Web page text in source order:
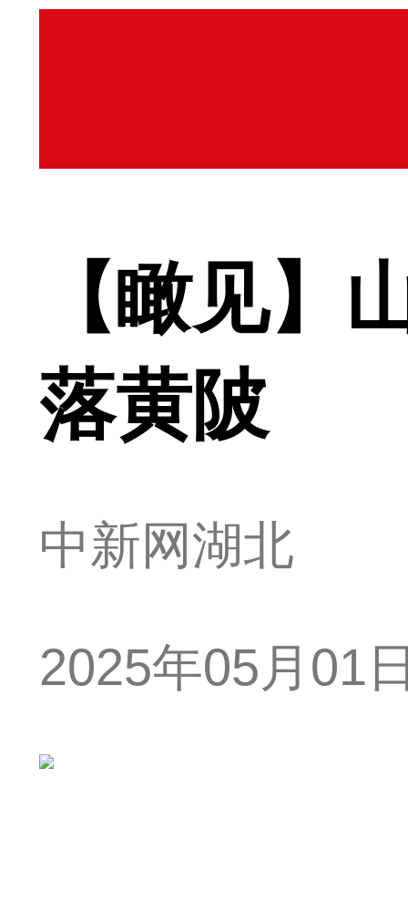
【瞰见】
落黄陂
中新网湖北
2025年05月01